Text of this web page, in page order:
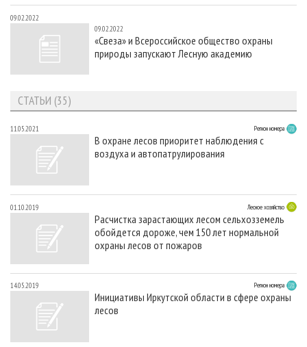
09.02.2022
09.02.2022
«Свеза» и Всероссийское общество охраны
природы запускают Лесную академию
СТАТЬИ (35)
11.05.2021 Регион номера
В охране лесов приоритет наблюдения с
воздуха и автопатрулирования
01.10.2019 Лесное хозяйство
Расчистка зарастающих лесом сельхозземель
обойдется дороже, чем 150 лет нормальной
охраны лесов от пожаров
14.05.2019 Регион номера
Инициативы Иркутской области в сфере охраны
лесов